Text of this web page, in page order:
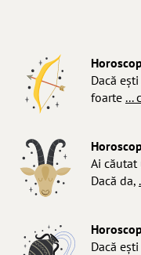
Dacă
foarte ...
Ai căutat
Dacă da,
Dacă